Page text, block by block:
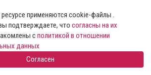
применяются cookie-файлы .
подтверждаете, что согласны на их
сполитикой в отношении
данных
Согласен